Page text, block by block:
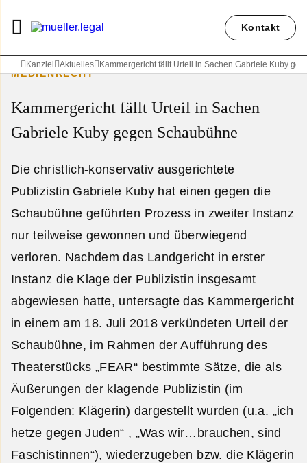
Kontakt
Kanzlei Aktuelles Kammergericht fällt Urteil in Sachen Gabriele Kuby
MEDIENRECHT
Kammergericht fällt Urteil in Sachen
Gabriele Kuby gegen Schaubühne
Die christlich-konservativ ausgerichtete
Publizistin Gabriele Kuby hat einen gegen die
Schaubühne geführten Prozess in zweiter Instanz
nur teilweise gewonnen und überwiegend
verloren. Nachdem das Landgericht in erster
Instanz die Klage der Publizistin insgesamt
abgewiesen hatte, untersagte das Kammergericht
in einem am 18. Juli 2018 verkündeten Urteil der
Schaubühne, im Rahmen der Aufführung des
Theaterstücks „FEAR“ bestimmte Sätze, die als
Äußerungen der klagende Publizistin (im
Folgenden: Klägerin) dargestellt wurden (u.a. „ich
hetze gegen Juden“ , „Was wir…brauchen, sind
Faschistinnen“), wiederzugeben bzw. die Klägerin